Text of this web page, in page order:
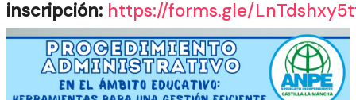
inscripción: https://forms.gle/